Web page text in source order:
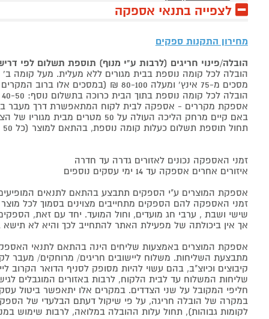
לצפייה בתנאי אספקה
מחירון התקנות ספקים
הובלה/פינוי חריגים (לרבות ע"י מנוף) תוספת תשלום לפי
הובלה לכל קומה נוספת בבית מגורים ללא מעלית. מעל קומה ב' 40-50 ₪ למוצר לבן, 60-80 ₪ למקרר/מקפיא, מסכים עד 65 אינץ' בין 50-80 ₪
מסכים מ-75 אינץ' ומעלה 80-100 ₪ (במסכים אלו ברוב המקרים יידרש מנוף ותחול הוראת הובלה חריגה שלעיל. אם לא יידרש מנוף תחול תוספת הקומות כבר מהקומה הראשונה)
הובלה לכל קומה נוספת בתוך הבית כרוכה בתשלום נוסף: 40-50 ₪ למוצר לבן, 60-80 ₪ למקרר/מקפיא, מסכים עד 65 אינץ' בין 50-80 ₪, מסכים מ-75 אינץ' ומעלה 80-100 ₪.
אספקת מקררים - אספקה לבית לקוח המתאפשרת דרך מעבר בכניסה
באם קיים מרחק הליכה העולה על 50 מטרים מבית מגוריו של הצרכן בשל חניה מרוחקת או חוסר גישה לביתו,
תחול תוספת תשלום כעלות קומה נוספת, בהתאם למוצר (כל 50 מטרים יחשבו כקומה נוספת).
זמני האספקה נכונים לאזורים גדרה עד חדרה
איזורים אחרים אספקה עד 14 ימי עסקים נוספים
אספקת המוצרים ע"י הספקים תתבצע בהתאם לתנאים
זמני האספקה להם הספקים מתחייבים מצוינים בסמוך לכל
שישי ושבת , ערבי חג מועדים, וחול המועד. יחד עם זאת,
אך אין ביכולתה של מפעילת האתר להתחייב לכך והיא לא
אספקת המוצרים באמצעות שליחים הינה בהתאם לתנאי
מתבצעת השליחות. משלוח ליישובים חריגים/ מרוחקים/ מעבר
קיבוצים וכיוצ"ב, בהם עשוי להיות מסופק לסניף הדואר
שליחות המשלוח עד לבית הלקוח, לרבות באזורים המוגבלים
חליפי המקובל על שני הצדדים. במקרים אלו יתאפשר ביטול
במקרה של הובלה חריגה, על פי שיקול דעתם הבלעדי של
לקומות גבוהות), תחול עלות ההובלה במלואה, לרבות שימוש